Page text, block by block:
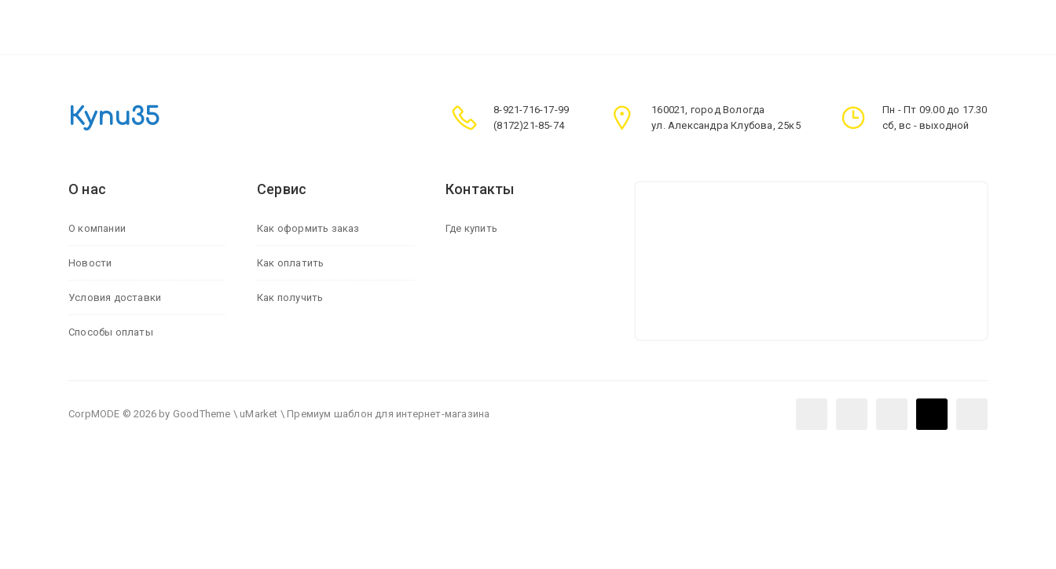
Купи35
8-921-716-17-99
(8172)21-85-74
160021, город Вологда
ул. Александра Клубова, 25к5
Пн - Пт 09.00 до 17.30
сб, вс - выходной
О нас
О компании
Новости
Условия доставки
Способы оплаты
Сервис
Как оформить заказ
Как оплатить
Как получить
Контакты
Где купить
CorpMODE © 2026 by GoodTheme \ uMarket \ Премиум шаблон для интернет-магазина